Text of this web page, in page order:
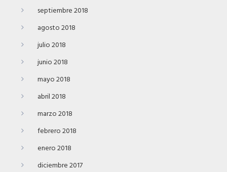
septiembre 2018
agosto 2018
julio 2018
junio 2018
mayo 2018
abril 2018
marzo 2018
febrero 2018
enero 2018
diciembre 2017